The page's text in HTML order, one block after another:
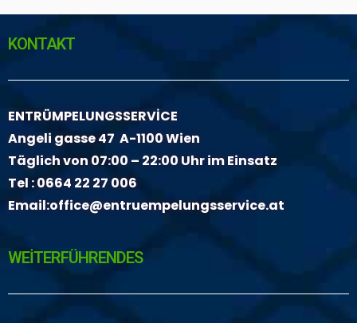
KONTAKT
ENTRÜMPELUNGSSERVİCE
Angeli gasse 47 A-1100 Wien
Täglich von 07:00 – 22:00 Uhr im Einsatz
Tel :0664 22 27 006
Email:office@entruempelungsservice.at
WEİTERFÜHRENDES